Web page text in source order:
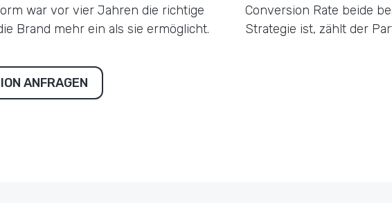
war vor vier Jahren die richtige
Brand mehr ein als sie ermöglicht.
Conversion Rate beide
Strategie ist, zählt der
ANFRAGEN